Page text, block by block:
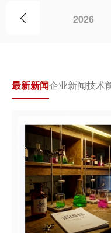
2026
最新新闻企业新闻技术